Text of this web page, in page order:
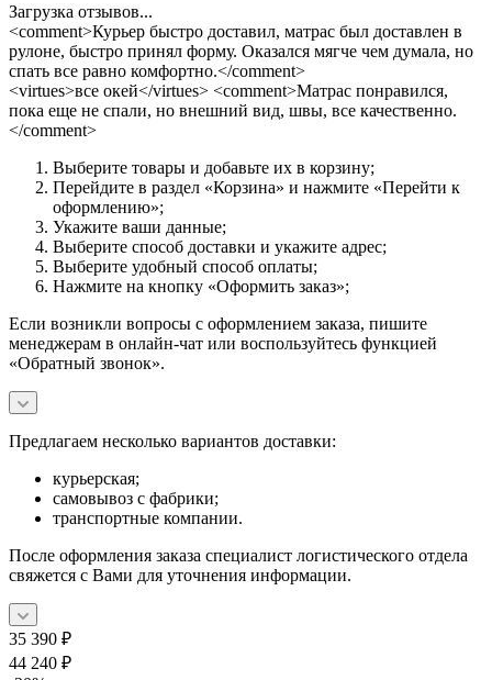
Загрузка отзывов...
<comment>Курьер быстро доставил, матрас был доставлен в
рулоне, быстро принял форму. Оказался мягче чем думала, но
спать все равно комфортно.</comment>
<virtues>все окей</virtues> <comment>Матрас понравился,
пока еще не спали, но внешний вид, швы, все качественно.
</comment>
Выберите товары и добавьте их в корзину;
Перейдите в раздел «Корзина» и нажмите «Перейти к
оформлению»;
Укажите ваши данные;
Выберите способ доставки и укажите адрес;
Выберите удобный способ оплаты;
Нажмите на кнопку «Оформить заказ»;
Если возникли вопросы с оформлением заказа, пишите
менеджерам в онлайн-чат или воспользуйтесь функцией
«Обратный звонок».
Предлагаем несколько вариантов доставки:
курьерская;
самовывоз с фабрики;
транспортные компании.
После оформления заказа специалист логистического отдела
свяжется с Вами для уточнения информации.
35 390 ₽
44 240 ₽